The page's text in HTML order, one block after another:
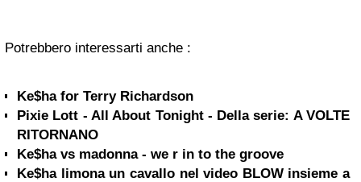
Potrebbero interessarti anche :
Ke$ha for Terry Richardson
Pixie Lott - All About Tonight - Della serie: A VOLTE
RITORNANO
Ke$ha vs madonna - we r in to the groove
Ke$ha limona un cavallo nel video BLOW insieme a